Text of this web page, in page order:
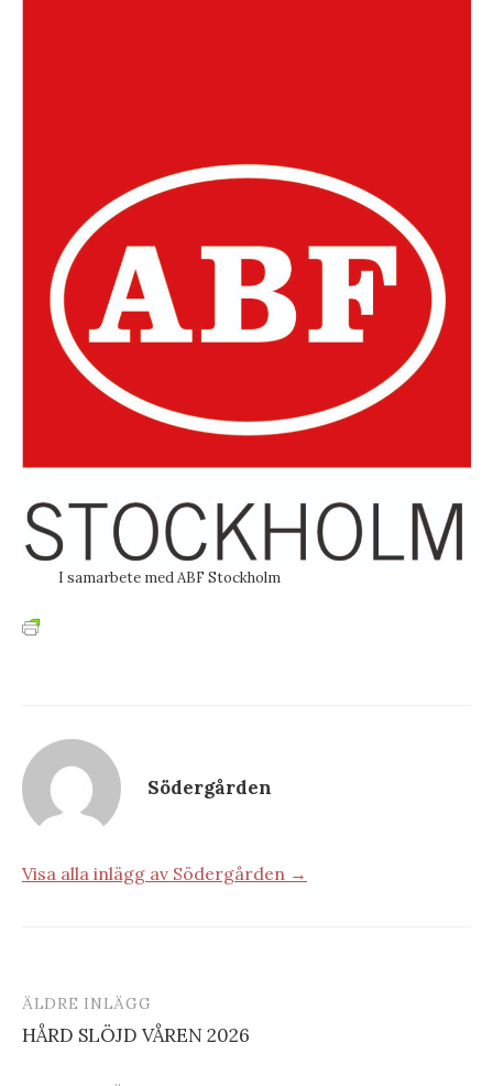
I samarbete med ABF Stockholm
Södergården
Visa alla inlägg av Södergården →
Inläggsnavigering
ÄLDRE INLÄGG
HÅRD SLÖJD VÅREN 2026